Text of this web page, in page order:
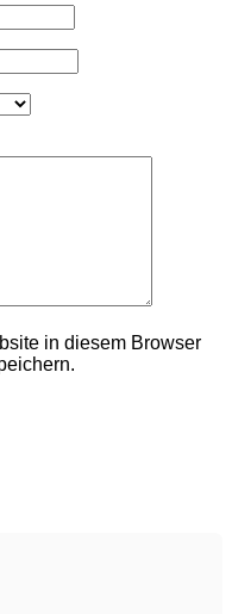
in diesem Browser